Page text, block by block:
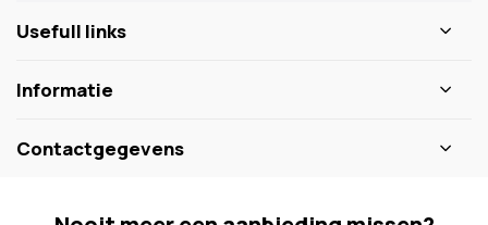
Usefull links
Informatie
Contactgegevens